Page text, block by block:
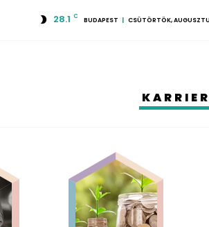
28.1 C BUDAPEST CSÜTÖRTÖK,
KARRIER